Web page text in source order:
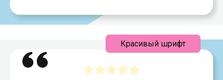
Красивый шрифт